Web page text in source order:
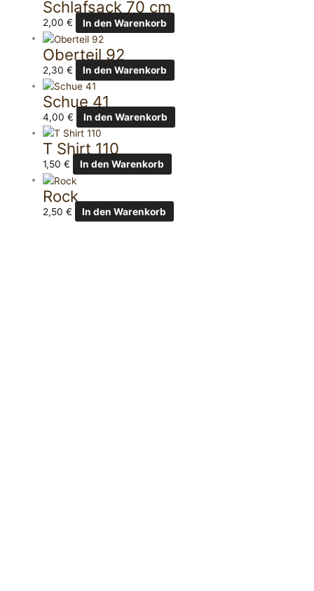
Schlafsack 70 cm
2,00€ In den Warenkorb
Oberteil 92
2,30€ In den Warenkorb
Schue 41
4,00€ In den Warenkorb
T Shirt 110
1,50€ In den Warenkorb
Rock
2,50€ In den Warenkorb